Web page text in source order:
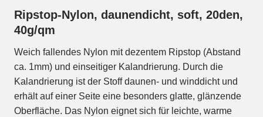
Ripstop-Nylon, daunendicht, soft, 20den,
40g/qm
Weich fallendes Nylon mit dezentem Ripstop (Abstand
ca. 1mm) und einseitiger Kalandrierung. Durch die
Kalandrierung ist der Stoff daunen- und winddicht und
erhält auf einer Seite eine besonders glatte, glänzende
Oberfläche. Das Nylon eignet sich für leichte, warme